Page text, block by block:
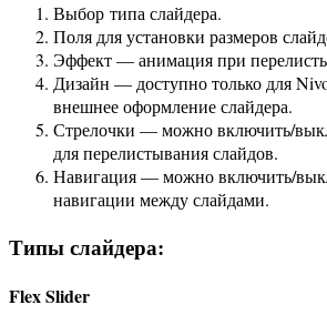
Выбор типа слайдера.
Поля для установки размеров
Эффект — анимация при
Дизайн — доступно только для
внешнее оформление слайдера.
Стрелочки — можно включить/
для перелистывания слайдов.
Навигация — можно включить/
навигации между слайдами.
Типы слайдера:
Flex Slider